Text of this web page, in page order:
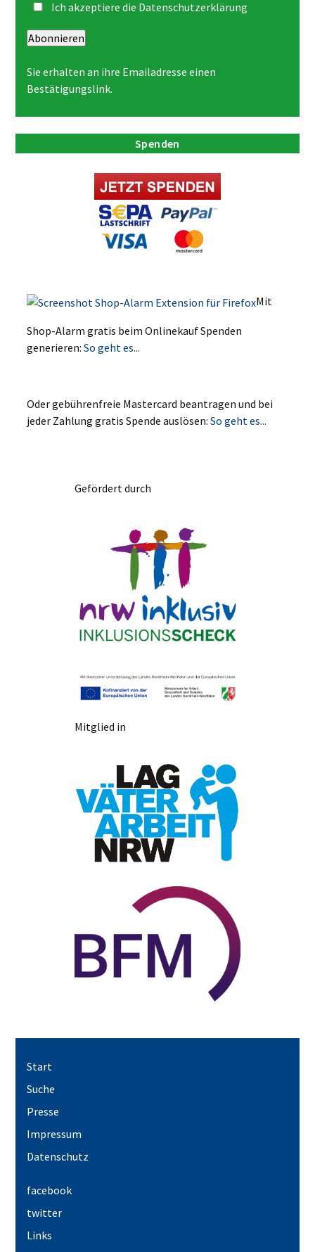
Ich akzeptiere die Datenschutzerklärung
Abonnieren
Sie erhalten an ihre Emailadresse einen
Bestätigungslink.
Spenden
Mit
Shop-Alarm gratis beim Onlinekauf Spenden
generieren:So geht es...
Oder gebührenfreie Mastercard beantragen und bei
jeder Zahlung gratis Spende auslösen:So geht es...
Gefördert durch
Mitglied in
Start
Suche
Presse
Impressum
Datenschutz
facebook
twitter
Links